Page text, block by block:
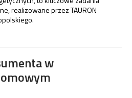
realizowane przez TAURON
w